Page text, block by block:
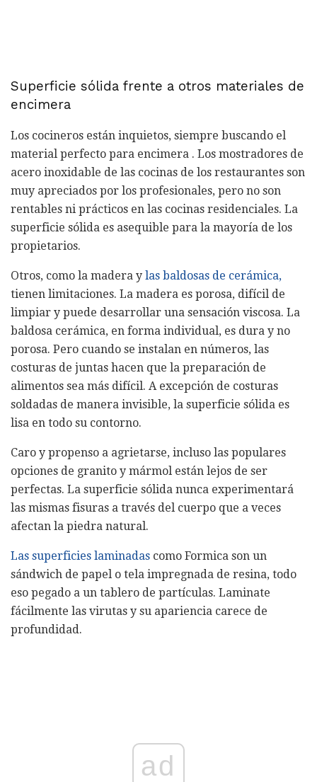
Superficie sólida frente a otros materiales de
encimera
Los cocineros están inquietos, siempre buscando el
material perfecto para encimera . Los mostradores de
acero inoxidable de las cocinas de los restaurantes son
muy apreciados por los profesionales, pero no son
rentables ni prácticos en las cocinas residenciales. La
superficie sólida es asequible para la mayoría de los
propietarios.
Otros, como la madera y las baldosas de cerámica,
tienen limitaciones. La madera es porosa, difícil de
limpiar y puede desarrollar una sensación viscosa. La
baldosa cerámica, en forma individual, es dura y no
porosa. Pero cuando se instalan en números, las
costuras de juntas hacen que la preparación de
alimentos sea más difícil. A excepción de costuras
soldadas de manera invisible, la superficie sólida es
lisa en todo su contorno.
Caro y propenso a agrietarse, incluso las populares
opciones de granito y mármol están lejos de ser
perfectas. La superficie sólida nunca experimentará
las mismas fisuras a través del cuerpo que a veces
afectan la piedra natural.
Las superficies laminadas como Formica son un
sándwich de papel o tela impregnada de resina, todo
eso pegado a un tablero de partículas. Laminate
fácilmente las virutas y su apariencia carece de
profundidad.
ad